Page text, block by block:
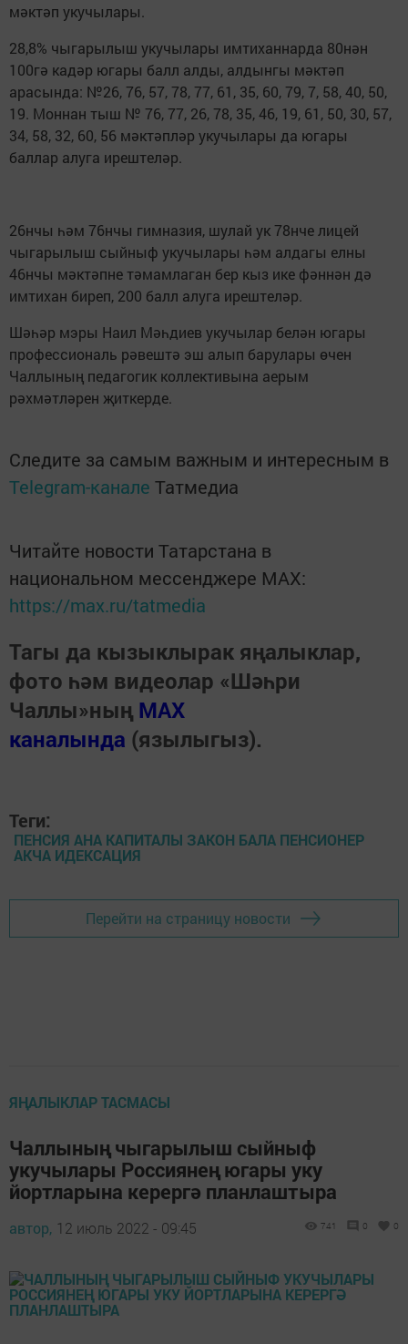
мәктәп укучылары.
28,8% чыгарылыш укучылары имтиханнарда 80нән
100гә кадәр югары балл алды, алдынгы мәктәп
арасында: №26, 76, 57, 78, 77, 61, 35, 60, 79, 7, 58, 40, 50,
19. Моннан тыш № 76, 77, 26, 78, 35, 46, 19, 61, 50, 30, 57,
34, 58, 32, 60, 56 мәктәпләр укучылары да югары
баллар алуга ирештеләр.
26нчы һәм 76нчы гимназия, шулай ук 78нче лицей
чыгарылыш сыйныф укучылары һәм алдагы елны
46нчы мәктәпне тәмамлаган бер кыз ике фәннән дә
имтихан биреп, 200 балл алуга ирештеләр.
Шәһәр мэры Наил Мәһдиев укучылар белән югары
профессиональ рәвештә эш алып барулары өчен
Чаллының педагогик коллективына аерым
рәхмәтләрен җиткерде.
Следите за самым важным и интересным в
Telegram-канале Татмедиа
Читайте новости Татарстана в
национальном мессенджере MАХ:
https://max.ru/tatmedia
Тагы да кызыклырак яңалыклар,
фото һәм видеолар «Шәһри
Чаллы»ның MAX
каналында (язылыгыз).
Теги:
ПЕНСИЯ АНА КАПИТАЛЫ ЗАКОН БАЛА ПЕНСИОНЕР
АКЧА ИДЕКСАЦИЯ
Перейти на страницу новости
ЯҢАЛЫКЛАР ТАСМАСЫ
Чаллының чыгарылыш сыйныф
укучылары Россиянең югары уку
йортларына керергә планлаштыра
автор, 12 июль 2022 - 09:45 741 0 0